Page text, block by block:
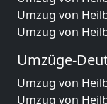
Umzug von
Umzug von
Umzüge-
Umzug von
Umzug von